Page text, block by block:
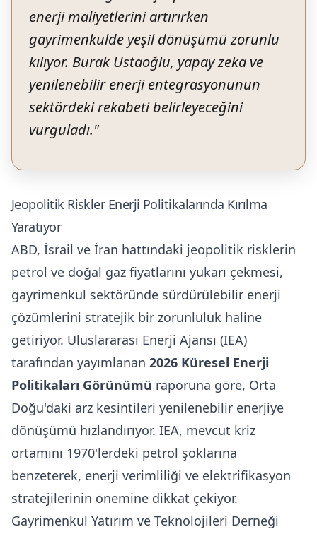
enerji maliyetlerini artırırken
gayrimenkulde yeşil dönüşümü zorunlu
kılıyor. Burak Ustaoğlu, yapay zeka ve
yenilenebilir enerji entegrasyonunun
sektördeki rekabeti belirleyeceğini
vurguladı."
Jeopolitik Riskler Enerji Politikalarında Kırılma
Yaratıyor
ABD, İsrail ve İran hattındaki jeopolitik risklerin
petrol ve doğal gaz fiyatlarını yukarı çekmesi,
gayrimenkul sektöründe sürdürülebilir enerji
çözümlerini stratejik bir zorunluluk haline
getiriyor. Uluslararası Enerji Ajansı (IEA)
tarafından yayımlanan 2026 Küresel Enerji
Politikaları Görünümü raporuna göre, Orta
Doğu'daki arz kesintileri yenilenebilir enerjiye
dönüşümü hızlandırıyor. IEA, mevcut kriz
ortamını 1970'lerdeki petrol şoklarına
benzeterek, enerji verimliliği ve elektrifikasyon
stratejilerinin önemine dikkat çekiyor.
Gayrimenkul Yatırım ve Teknolojileri Derneği